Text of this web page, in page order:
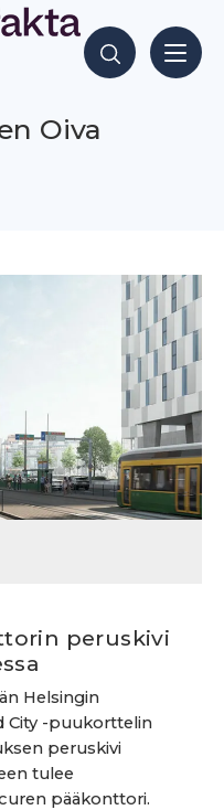
Hae sisältöjä
Oiva
peruskivi
Helsingin
City -puukorttelin
peruskivi
tulee
pääkonttori.